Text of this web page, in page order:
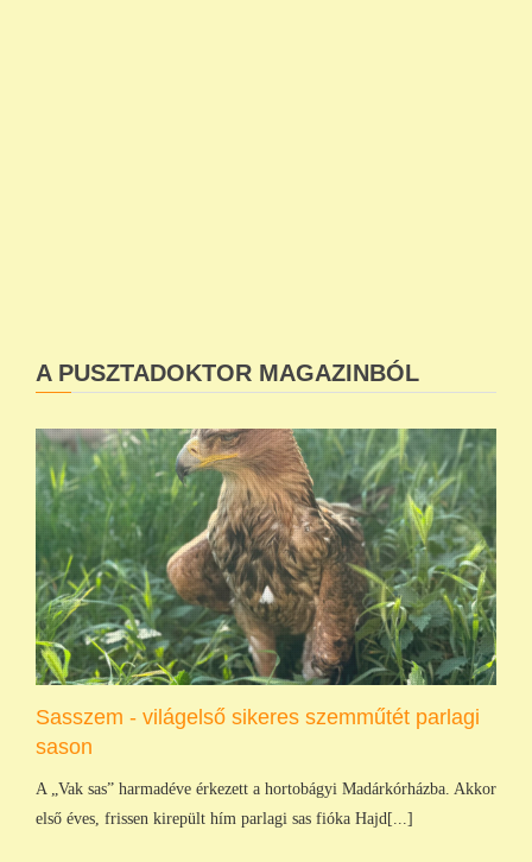
A PUSZTADOKTOR MAGAZINBÓL
Sasszem - világelső sikeres szemműtét parlagi
sason
A „Vak sas” harmadéve érkezett a hortobágyi Madárkórházba. Akkor
első éves, frissen kirepült hím parlagi sas fióka Hajd[...]